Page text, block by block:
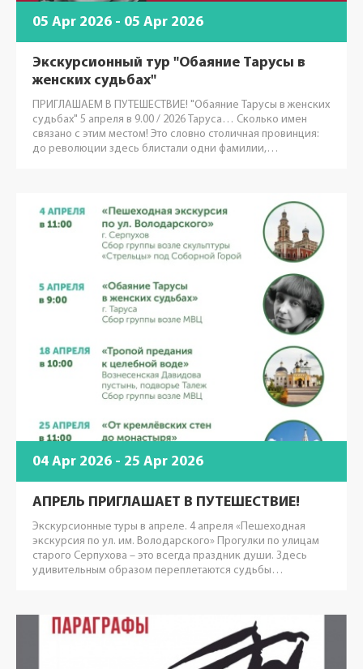
05 Apr 2026 - 05 Apr 2026
Экскурсионный тур "Обаяние Тарусы в
женских судьбах"
ПРИГЛАШАЕМ В ПУТЕШЕСТВИЕ! "Обаяние Тарусы в женских
судьбах" 5 апреля в 9.00 / 2026 Таруса… Сколько имен
связано с этим местом! Это словно столичная провинция:
до революции здесь блистали одни фамилии,…
04 Apr 2026 - 25 Apr 2026
АПРЕЛЬ ПРИГЛАШАЕТ В ПУТЕШЕСТВИЕ!
Экскурсионные туры в апреле. 4 апреля «Пешеходная
экскурсия по ул. им. Володарского» Прогулки по улицам
старого Серпухова – это всегда праздник души. Здесь
удивительным образом переплетаются судьбы…